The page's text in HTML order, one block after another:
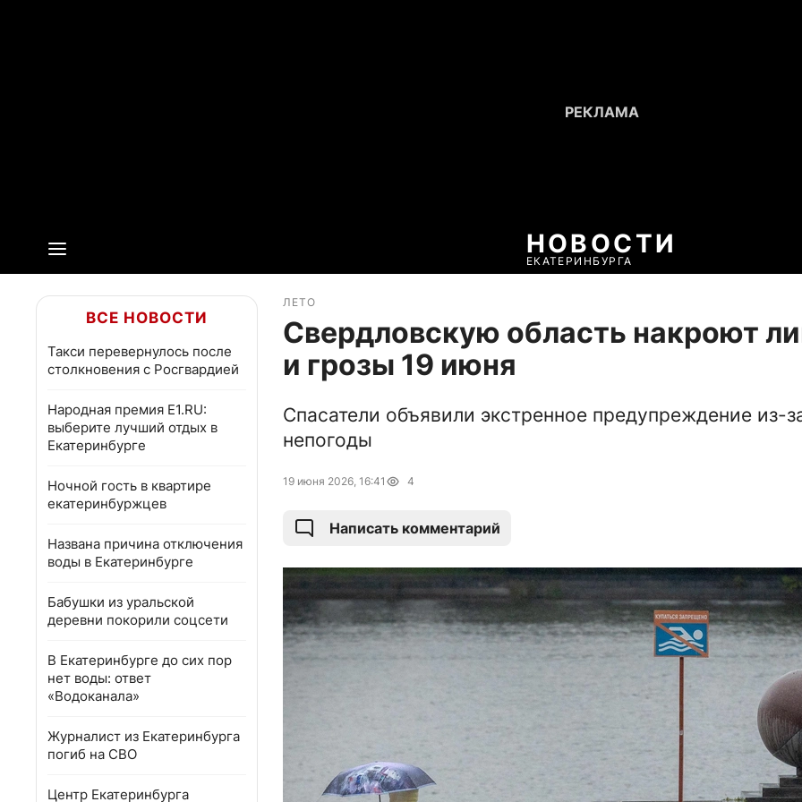
НОВОСТИ
ЕКАТЕРИНБУРГА
ВСЕ НОВОСТИ
Такси перевернулось после
столкновения с Росгвардией
Народная премия E1.RU:
выберите лучший отдых в
Екатеринбурге
Ночной гость в квартире
екатеринбуржцев
Названа причина отключения
воды в Екатеринбурге
Бабушки из уральской
деревни покорили соцсети
В Екатеринбурге до сих пор
нет воды: ответ
«Водоканала»
Журналист из Екатеринбурга
погиб на СВО
Центр Екатеринбурга
ЛЕТО
Свердловскую область накроют
и грозы 19 июня
Спасатели объявили экстренное предупреждение из-
непогоды
19 июня 2026, 16:41 4
Написать комментарий